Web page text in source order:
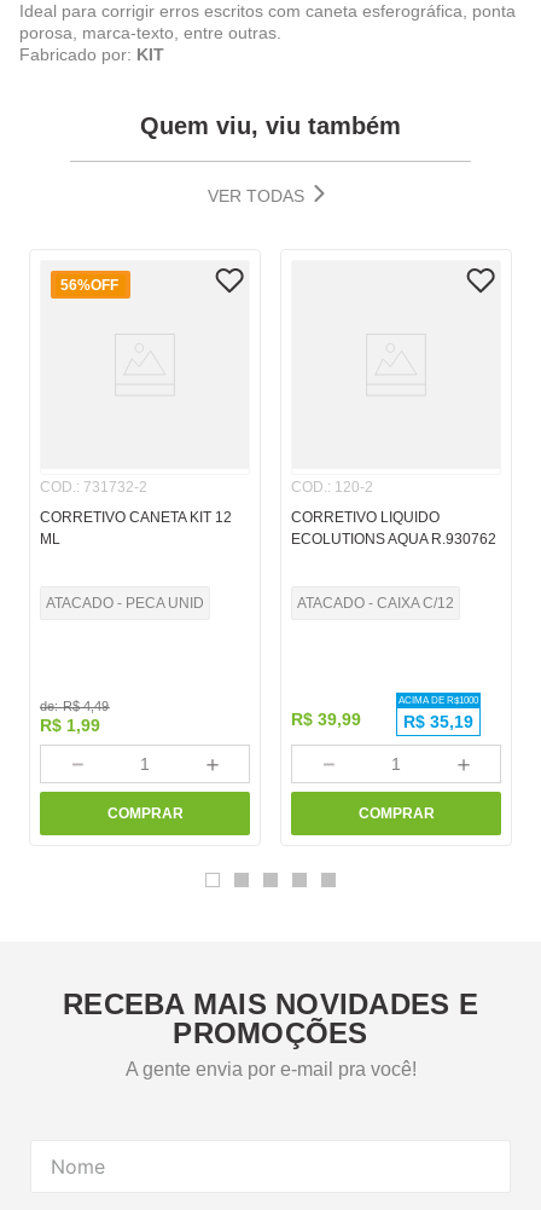
Ideal para corrigir erros escritos com caneta esferográfica, ponta
porosa, marca-texto, entre outras.
Fabricado por: KIT
Quem viu, viu também
VER TODAS
56%OFF
COD.: 731732-2
CORRETIVO CANETA KIT 12
ML
ATACADO - PECA UNID
de:R$ 4,49
R$ 1,99
＋
－
COMPRAR
COD.: 120-2
CORRETIVO LIQUIDO
ECOLUTIONS AQUA R.930762
ATACADO - CAIXA C/12
R$ 39,99
ACIMA DE R$1000
R$ 35,19
＋
－
COMPRAR
RECEBA MAIS NOVIDADES E
PROMOÇÕES
A gente envia por e-mail pra você!